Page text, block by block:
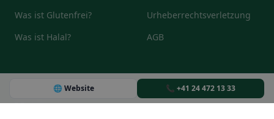
🌐 Website 📞 +41 24 472 13 33
Was ist Glutenfrei?
Was ist Halal?
Urheberrechtsverletzung
AGB
© 2026
DE
EN IT